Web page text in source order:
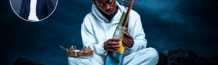
par cette phrase : « Ce n’est pas la force qui change une
nation, c’est la culture qui transforme les générations. »
Une autre idée traverse également l’œuvre : les armes
divisent les peuples, tandis que les histoires, la musique
et l’art peuvent les rassembler.